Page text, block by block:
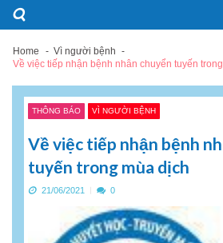
Skip
navigation
Skip
content
Home
Vì người bệnh
Về việc tiếp nhận bệnh nhân chuyển tuyến
THÔNG BÁO VÌ NGƯỜI BỆNH
Về việc tiếp nhận bệnh
tuyến trong mùa dịch
21/06/2021 0